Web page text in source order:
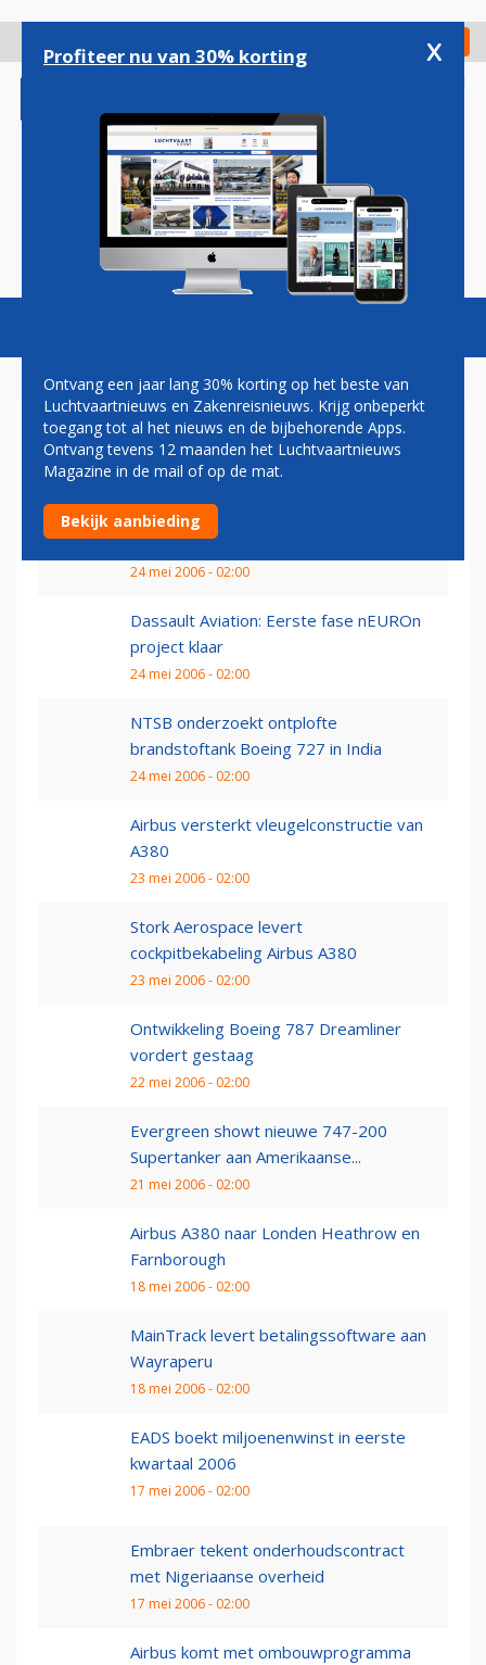
gaan
Check in
Magazine Podcasts Vacatures
TECHNOLOGIE
'Aziatische en Europese belangstelling
voor Boeing 747...
24 mei 2006 - 02:00
Dassault Aviation: Eerste fase nEUROn
project klaar
24 mei 2006 - 02:00
NTSB onderzoekt ontplofte
brandstoftank Boeing 727 in India
24 mei 2006 - 02:00
Airbus versterkt vleugelconstructie van
A380
23 mei 2006 - 02:00
Stork Aerospace levert
cockpitbekabeling Airbus A380
23 mei 2006 - 02:00
Ontwikkeling Boeing 787 Dreamliner
vordert gestaag
22 mei 2006 - 02:00
Evergreen showt nieuwe 747-200
Supertanker aan Amerikaanse...
21 mei 2006 - 02:00
Airbus A380 naar Londen Heathrow en
Farnborough
18 mei 2006 - 02:00
MainTrack levert betalingssoftware aan
Wayraperu
18 mei 2006 - 02:00
EADS boekt miljoenenwinst in eerste
kwartaal 2006
17 mei 2006 - 02:00
Embraer tekent onderhoudscontract
met Nigeriaanse overheid
17 mei 2006 - 02:00
Airbus komt met ombouwprogramma
Profiteer nu van 30% korting x
Ontvang een jaar lang 30% korting op het beste van
Luchtvaartnieuws en Zakenreisnieuws. Krijg onbeperkt
toegang tot al het nieuws en de bijbehorende Apps.
Ontvang tevens 12 maanden het Luchtvaartnieuws
Magazine in de mail of op de mat.
Bekijk aanbieding